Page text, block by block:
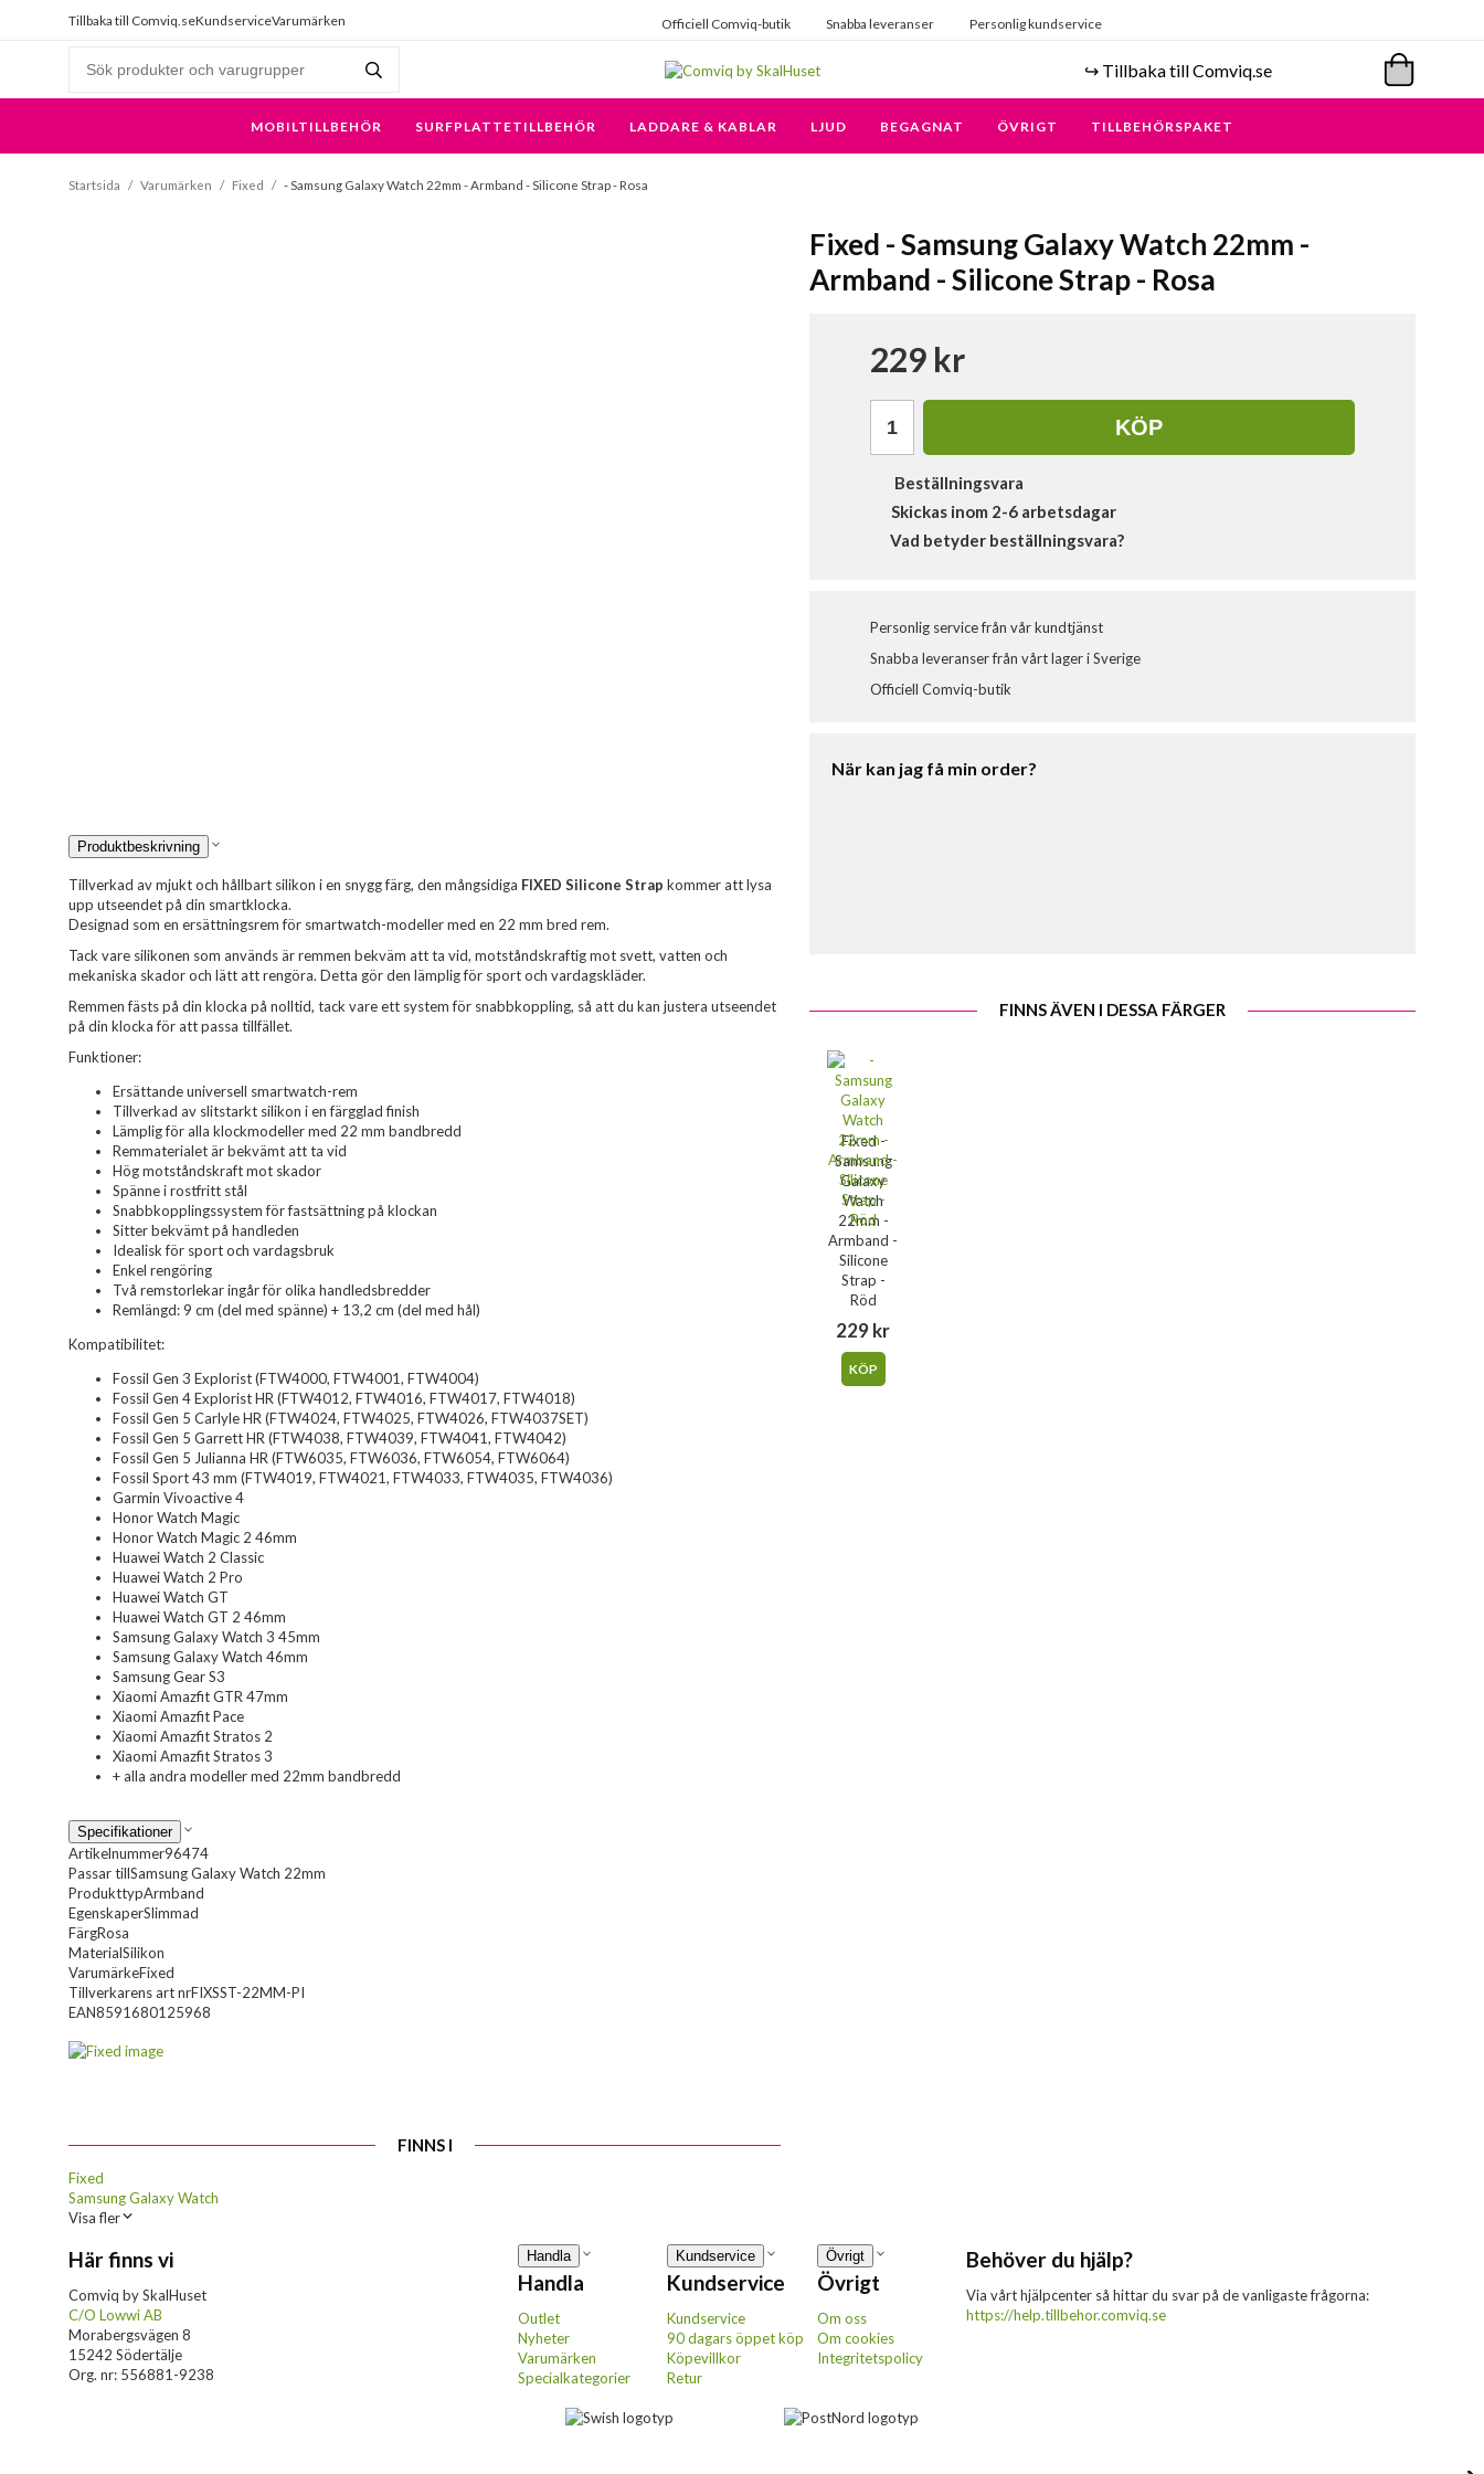
Tillbaka till Comviq.seKundserviceVarumärken Officiell Comviq-butik Snabba leveranser Personlig kundservice
↪️ Tillbaka till Comviq.se
MOBILTILLBEHÖR SURFPLATTETILLBEHÖR LADDARE & KABLAR LJUD BEGAGNAT ÖVRIGT TILLBEHÖRSPAKET
Startsida / Varumärken / Fixed / - Samsung Galaxy Watch 22mm - Armband - Silicone Strap - Rosa
Fixed - Samsung Galaxy Watch 22mm -
Armband - Silicone Strap - Rosa
229 kr
KÖP
Beställningsvara
Skickas inom 2-6 arbetsdagar
Vad betyder beställningsvara?
Personlig service från vår kundtjänst
Snabba leveranser från vårt lager i Sverige
Officiell Comviq-butik
När kan jag få min order?
FINNS ÄVEN I DESSA FÄRGER
Fixed -
Samsung
Galaxy
Watch
22mm -
Armband -
Silicone
Strap -
Röd
229 kr
KÖP
Produktbeskrivning
Tillverkad av mjukt och hållbart silikon i en snygg färg, den mångsidiga FIXED Silicone Strap kommer att lysa
upp utseendet på din smartklocka.
Designad som en ersättningsrem för smartwatch-modeller med en 22 mm bred rem.
Tack vare silikonen som används är remmen bekväm att ta vid, motståndskraftig mot svett, vatten och
mekaniska skador och lätt att rengöra. Detta gör den lämplig för sport och vardagskläder.
Remmen fästs på din klocka på nolltid, tack vare ett system för snabbkoppling, så att du kan justera utseendet
på din klocka för att passa tillfället.
Funktioner:
Ersättande universell smartwatch-rem
Tillverkad av slitstarkt silikon i en färgglad finish
Lämplig för alla klockmodeller med 22 mm bandbredd
Remmaterialet är bekvämt att ta vid
Hög motståndskraft mot skador
Spänne i rostfritt stål
Snabbkopplingssystem för fastsättning på klockan
Sitter bekvämt på handleden
Idealisk för sport och vardagsbruk
Enkel rengöring
Två remstorlekar ingår för olika handledsbredder
Remlängd: 9 cm (del med spänne) + 13,2 cm (del med hål)
Kompatibilitet:
Fossil Gen 3 Explorist (FTW4000, FTW4001, FTW4004)
Fossil Gen 4 Explorist HR (FTW4012, FTW4016, FTW4017, FTW4018)
Fossil Gen 5 Carlyle HR (FTW4024, FTW4025, FTW4026, FTW4037SET)
Fossil Gen 5 Garrett HR (FTW4038, FTW4039, FTW4041, FTW4042)
Fossil Gen 5 Julianna HR (FTW6035, FTW6036, FTW6054, FTW6064)
Fossil Sport 43 mm (FTW4019, FTW4021, FTW4033, FTW4035, FTW4036)
Garmin Vivoactive 4
Honor Watch Magic
Honor Watch Magic 2 46mm
Huawei Watch 2 Classic
Huawei Watch 2 Pro
Huawei Watch GT
Huawei Watch GT 2 46mm
Samsung Galaxy Watch 3 45mm
Samsung Galaxy Watch 46mm
Samsung Gear S3
Xiaomi Amazfit GTR 47mm
Xiaomi Amazfit Pace
Xiaomi Amazfit Stratos 2
Xiaomi Amazfit Stratos 3
+ alla andra modeller med 22mm bandbredd
Specifikationer
Artikelnummer96474
Passar tillSamsung Galaxy Watch 22mm
ProdukttypArmband
EgenskaperSlimmad
FärgRosa
MaterialSilikon
VarumärkeFixed
Tillverkarens art nrFIXSST-22MM-PI
EAN8591680125968
FINNS I
Fixed
Samsung Galaxy Watch
Visa fler
Här finns vi
Comviq by SkalHuset
C/O Lowwi AB
Morabergsvägen 8
15242 Södertälje
Org. nr: 556881-9238
Handla
Handla
Outlet
Nyheter
Varumärken
Specialkategorier
Kundservice
Kundservice
Kundservice
90 dagars öppet köp
Köpevillkor
Retur
Övrigt
Övrigt
Om oss
Om cookies
Integritetspolicy
Behöver du hjälp?
Via vårt hjälpcenter så hittar du svar på de vanligaste frågorna:
https://help.tillbehor.comviq.se